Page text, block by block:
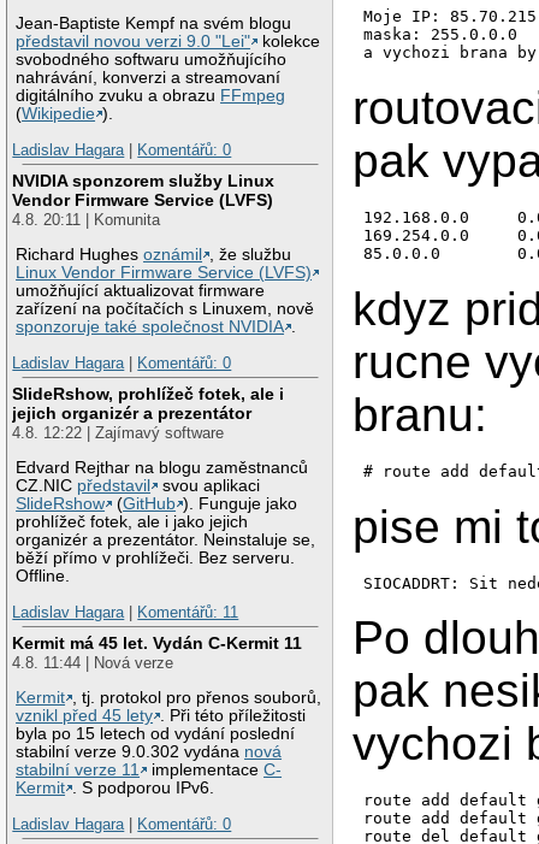
Jean-Baptiste Kempf na svém blogu
představil novou verzi 9.0 "Lei"
kolekce
svobodného softwaru umožňujícího
nahrávání, konverzi a streamovaní
digitálního zvuku a obrazu FFmpeg
(Wikipedie ).
Ladislav Hagara
Komentářů: 0
NVIDIA sponzorem služby Linux
Vendor Firmware Service (LVFS)
4.8. 20:11 | Komunita
Richard Hughesoznámil
, že službu
Linux Vendor Firmware Service (LVFS)
umožňující aktualizovat firmware
zařízení na počítačích s Linuxem, nově
sponzoruje také společnost NVIDIA .
Ladislav Hagara | Komentářů: 0
SlideRshow, prohlížeč fotek, ale i
jejich organizér a prezentátor
4.8. 12:22 | Zajímavý software
Edvard Rejthar na blogu zaměstnanců
CZ.NIC představil
svou aplikaci
SlideRshow
(GitHub ). Funguje jako
prohlížeč fotek, ale i jako jejich
organizér a prezentátor. Neinstaluje se,
běží přímo v prohlížeči. Bez serveru.
Offline.
Ladislav Hagara | Komentářů: 11
Kermit má 45 let. Vydán C-Kermit 11
4.8. 11:44 | Nová verze
Kermit , tj. protokol pro přenos souborů,
vznikl před 45 lety . Při této příležitosti
byla po 15 letech od vydání poslední
stabilní verze 9.0.302 vydána nová
stabilní verze 11
implementaceC-
Kermit . S podporou IPv6.
Ladislav Hagara | Komentářů: 0
Moje IP:
maska: 255.0.0.0
pak
192.168.0.0
169.254.0.0
kdyz
rucne
branu:
# route add
pise mi
SIOCADDRT: Sit
Po
pak
vychozi
route add default
route add default